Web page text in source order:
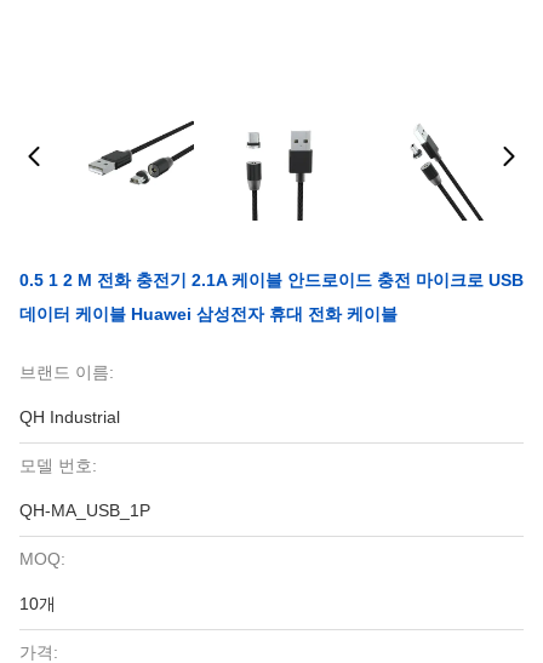
0.5 1 2 M 전화 충전기 2.1A 케이블 안드로이드 충전 마이크로 USB
데이터 케이블 Huawei 삼성전자 휴대 전화 케이블
브랜드 이름:
QH Industrial
모델 번호:
QH-MA_USB_1P
MOQ:
10개
가격: